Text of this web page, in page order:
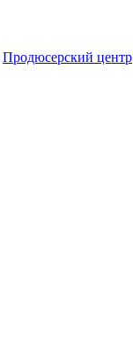
Продюсерский центр